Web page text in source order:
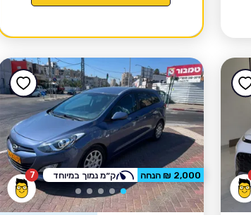
7 2,000 ₪ הנחה ק״מ נמוך במיוחד